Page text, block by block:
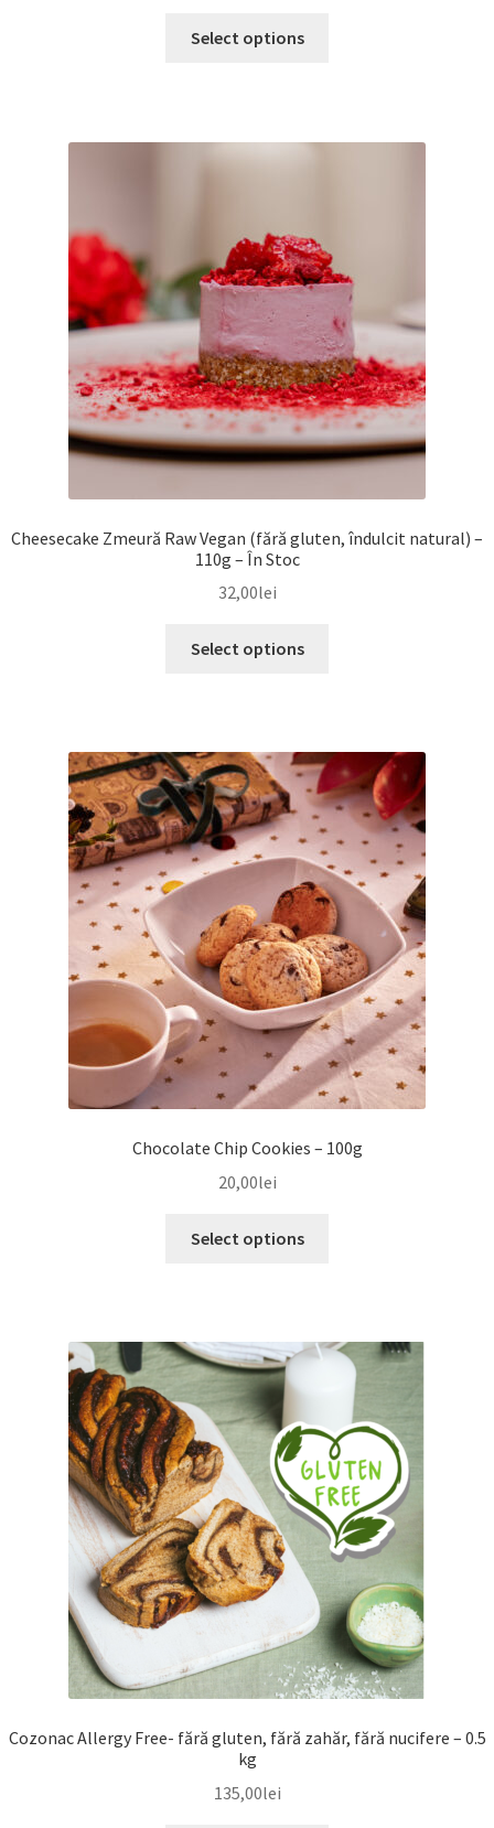
Select options
Cheesecake Zmeură Raw Vegan (fără gluten, îndulcit natural) –
110g – În Stoc
32,00lei
Select options
Chocolate Chip Cookies – 100g
20,00lei
Select options
Cozonac Allergy Free- fără gluten, fără zahăr, fără nucifere – 0.5
kg
135,00lei